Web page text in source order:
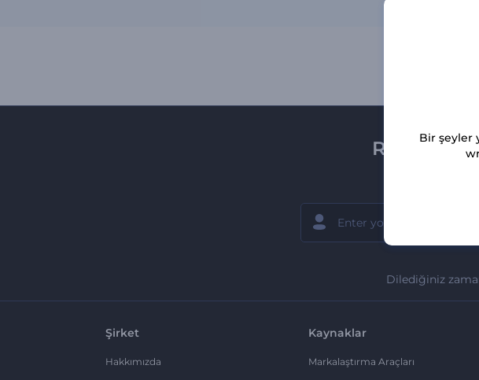
Dilediğiniz
Şirket
Hakkımızda
Kaynaklar
Markalaştırma Araçları
Bir şeyler